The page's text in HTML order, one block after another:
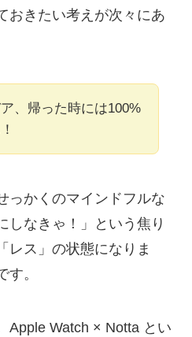
おきたい考えが次々にあ
、帰った時には100%
っかくのマインドフルな
しなきゃ！」という焦り
レス」の状態になりま
。
Apple Watch × Notta とい